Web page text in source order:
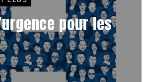
pour les